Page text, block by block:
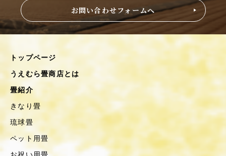
お問い合わせフォームへ
トップページ
うえむら畳商店とは
畳紹介
きなり畳
琉球畳
ペット用畳